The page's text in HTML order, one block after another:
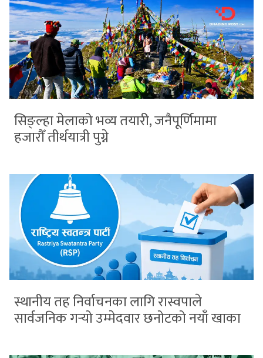
सिङ्ल्हा मेलाको भव्य तयारी, जनैपूर्णिमामा
हजारौँ तीर्थयात्री पुग्ने
स्थानीय तह निर्वाचनका लागि रास्वपाले
सार्वजनिक गर्‍यो उम्मेदवार छनोटको नयाँ खाका